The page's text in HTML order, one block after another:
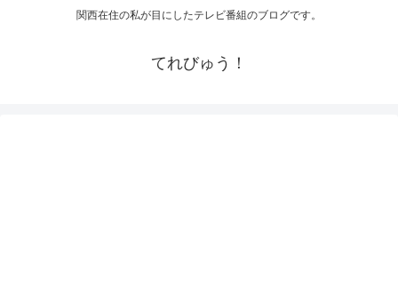
関西在住の私が目にしたテレビ番組のブログです。
てれびゅう！